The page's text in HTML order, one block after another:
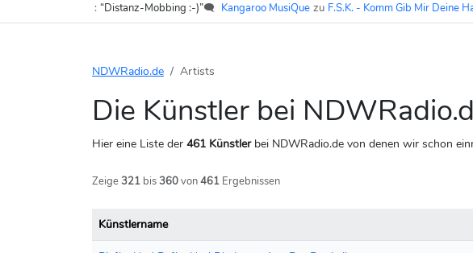
“Distanz-Mobbing :-)”🗨️ Kangaroo MusiQue zu F.S.K. - Komm Gib Mir Deine Hand :
NDWRadio.de Artists
Die Künstler bei
Hier eine Liste der 461 Künstlerbei NDWRadio.de von denen wir schon
Zeige321 bis360von461 Ergebnissen
Künstlername